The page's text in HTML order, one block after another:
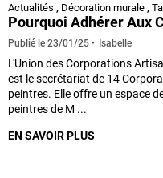
Actualités , Décoration murale ,
Pourquoi Adhérer Aux
Publié le 23/01/25 Isabelle
L'Union des Corporations
est le secrétariat de 14
peintres. Elle offre un espace
peintres de M ...
EN SAVOIR PLUS